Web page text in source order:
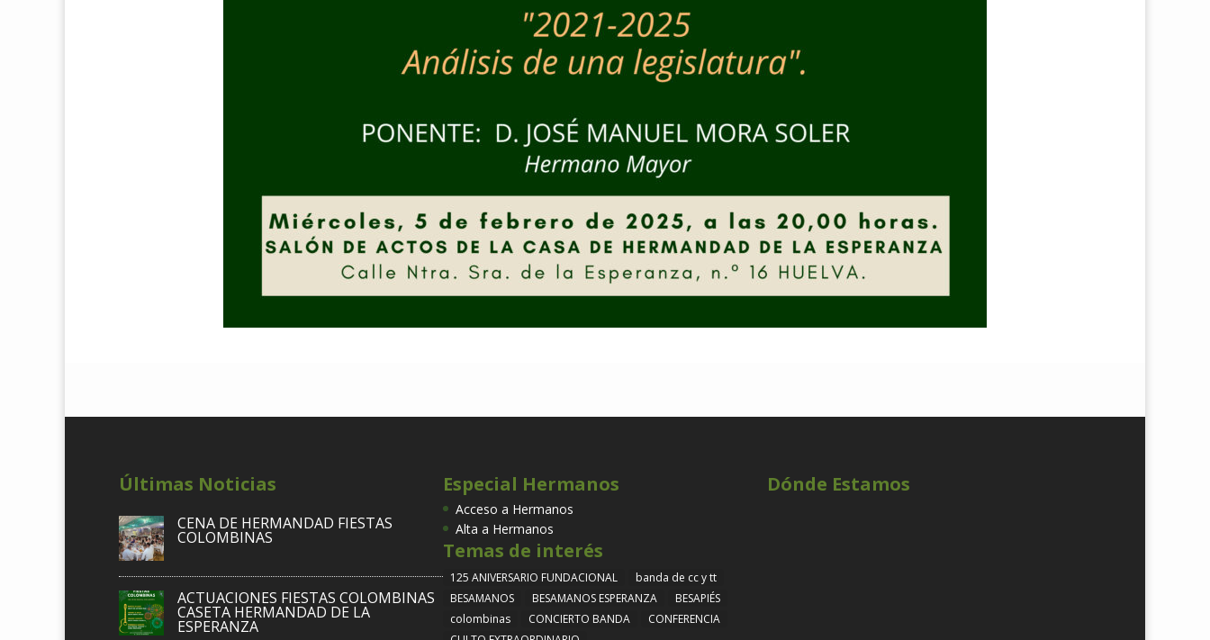
Últimas Noticias
CENA DE HERMANDAD FIESTAS
COLOMBINAS
ACTUACIONES FIESTAS COLOMBINAS
CASETA HERMANDAD DE LA
ESPERANZA
Especial Hermanos
Acceso a Hermanos
Alta a Hermanos
Temas de interés
125 ANIVERSARIO FUNDACIONAL
banda de cc y tt
BESAMANOS
BESAMANOS ESPERANZA
BESAPIÉS
colombinas
CONCIERTO BANDA
CONFERENCIA
Dónde Estamos